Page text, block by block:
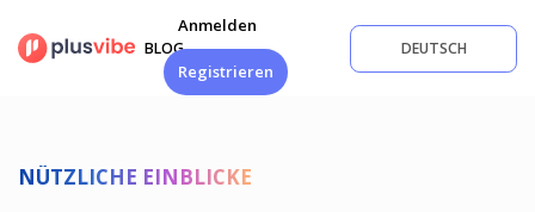
Inhalt
springen
BLOG
Anmelden
Registrieren
DEUTSCH
NÜTZLICHE EINBLICKE